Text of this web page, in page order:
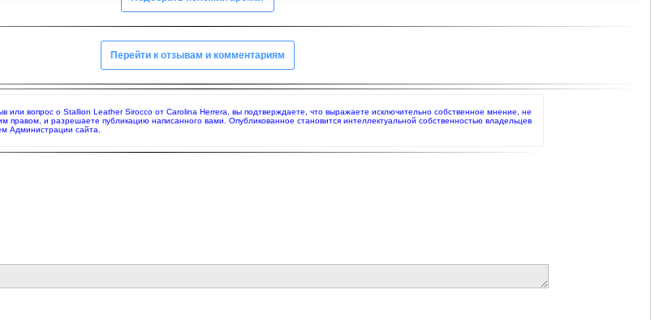
Перейти к отзывам и комментариям
или вопрос о Stallion Leather Sirocco от Carolina Herrera, вы подтверждаете, что выражаете исключительно собственное мнение, не
правом, и разрешаете публикацию написанного вами. Опубликованное становится интеллектуальной собственностью владельцев
Администрации сайта.